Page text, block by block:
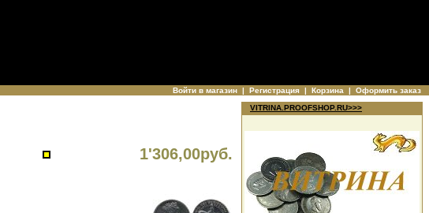
Войти в магазин | Регистрация | Корзина | Оформить заказ
1'306,00руб.
VITRINA.PROOFSHOP.RU>>>